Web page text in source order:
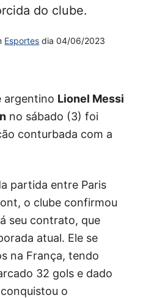
do clube.
Esportes dia04/06/2023
argentino Lionel Messi
no sábado (3) foi
conturbada com a
partida entre Paris
o clube confirmou
seu contrato, que
atual. Ele se
na França, tendo
32 gols e dado
o